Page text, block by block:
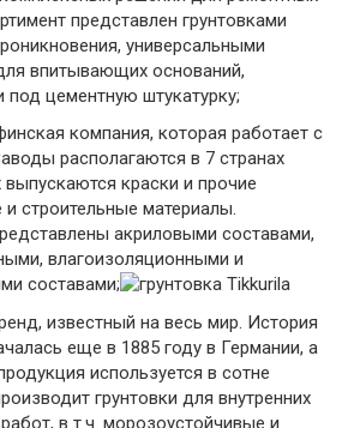
представлен грунтовками
универсальными
впитывающих оснований,
под цементную штукатурку;
компания, которая работает с
располагаются в 7 странах
выпускаются краски и прочие
строительные материалы.
акриловыми составами,
влагоизоляционными и
составами;
известный на весь мир. История
еще в 1885 году в Германии, а
используется в сотне
грунтовки для внутренних
в т.ч. морозоустойчивые и